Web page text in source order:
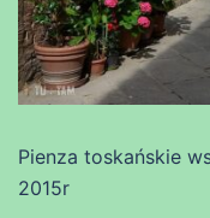
Pienza toskańskie
2015r